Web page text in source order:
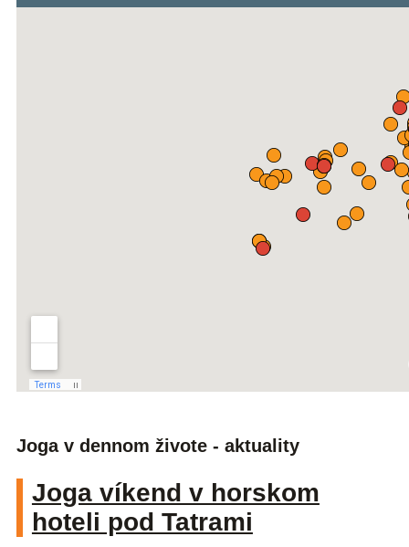
Joga v dennom živote - aktuality
Joga víkend v horskom
hoteli pod Tatrami